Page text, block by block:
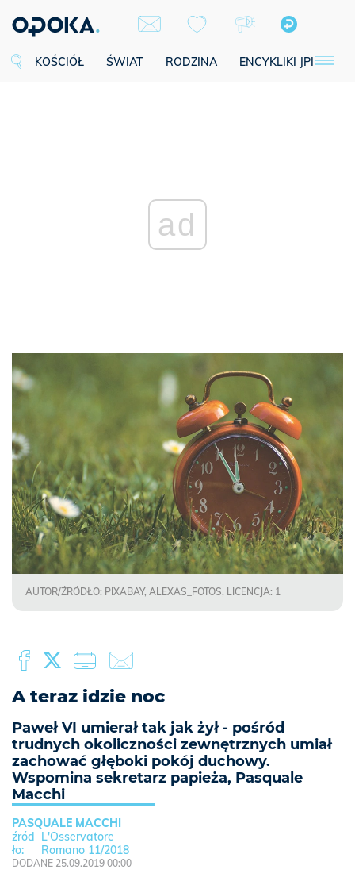
KOŚCIÓŁ ŚWIAT RODZINA ENCYKLIKI JPII
ad
AUTOR/ŹRÓDŁO: PIXABAY, ALEXAS_FOTOS, LICENCJA: 1
A teraz idzie noc
Paweł VI umierał tak jak żył - pośród
trudnych okoliczności zewnętrznych umiał
zachować głęboki pokój duchowy.
Wspomina sekretarz papieża, Pasquale
Macchi
PASQUALE MACCHI
L'Osservatore
Romano 11/2018
DODANE 25.09.2019 00:00